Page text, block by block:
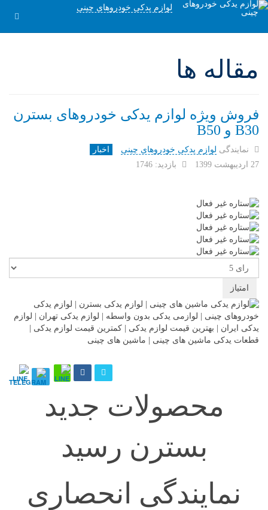
لوازم یدکی خودروهای چینی
مقاله ها
فروش ویژه لوازم یدکی خودروهای بسترن
B30 و B50
نمایندگی لوازم یدکی خودروهای چینی
اخبار
27 ارديبهشت 1399
بازدید: 1746
لطفا
رای
دهید
محصولات جدید
بسترن رسید
نمایندگی انحصاری